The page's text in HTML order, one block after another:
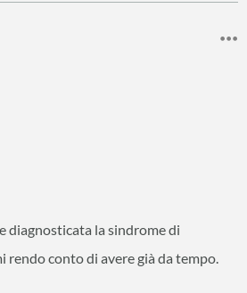
diagnosticata la sindrome di
rendo conto di avere già da tempo.